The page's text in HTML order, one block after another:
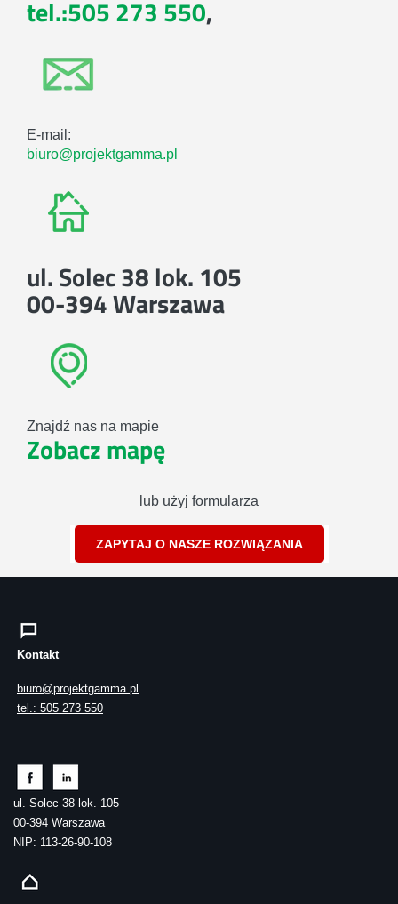
tel.:505 273 550,
E-mail:
biuro@projektgamma.pl
ul. Solec 38 lok. 105
00-394 Warszawa
Znajdź nas na mapie
Zobacz mapę
lub użyj formularza
ZAPYTAJ O NASZE ROZWIĄZANIA
Kontakt
biuro@projektgamma.pl
tel.: 505 273 550
ul. Solec 38 lok. 105
00-394 Warszawa
NIP: 113-26-90-108